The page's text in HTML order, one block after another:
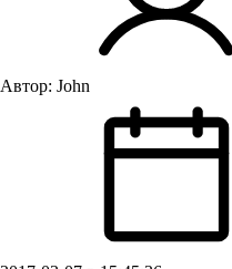
Автор: John